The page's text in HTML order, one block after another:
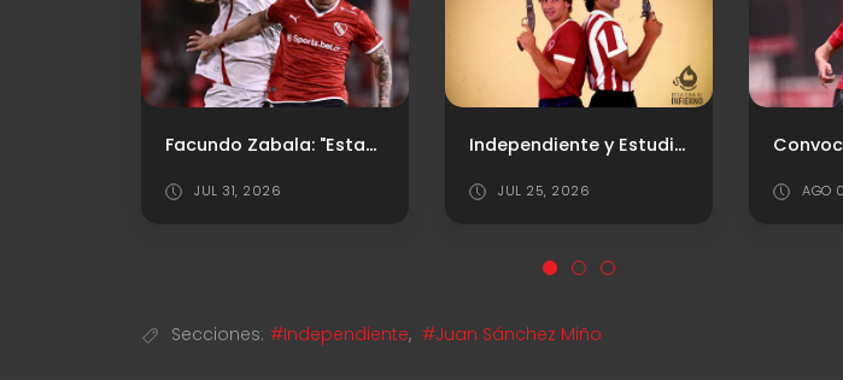
Facundo Zabala: "Estamos para grandes cosas, pero vamos partido a partido"
JUL 31, 2026
Independiente y Estudiantes: la rivalidad que marcó una época
JUL 25, 2026 AGO
Secciones: #Independiente, #Juan Sánchez Miño